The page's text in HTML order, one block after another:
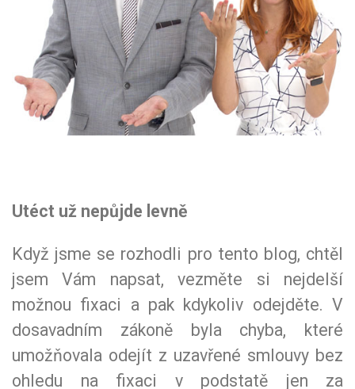
Utéct už nepůjde levně
Když jsme se rozhodli pro tento blog, chtěl
jsem Vám napsat, vezměte si nejdelší
možnou fixaci a pak kdykoliv odejděte. V
dosavadním zákoně byla chyba, které
umožňovala odejít z uzavřené smlouvy bez
ohledu na fixaci v podstatě jen za